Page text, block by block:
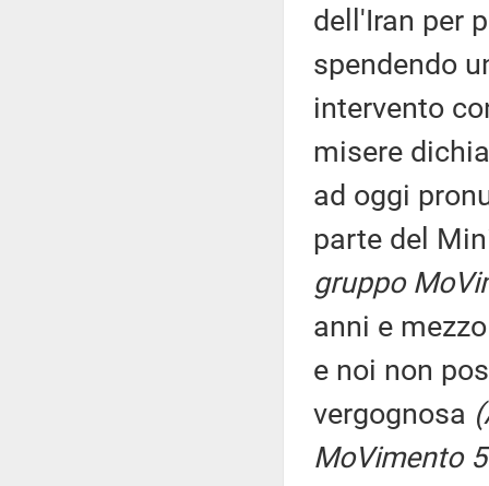
dell'Iran per
spendendo
intervento
misere
ad oggi
parte del
gruppo
anni e
e noi non
vergognosa
MoVimento